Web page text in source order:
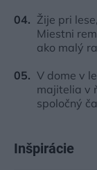
Žije pri
Miestni
ako malý
V dome v
majitelia v
spoločný
Inšpirácie